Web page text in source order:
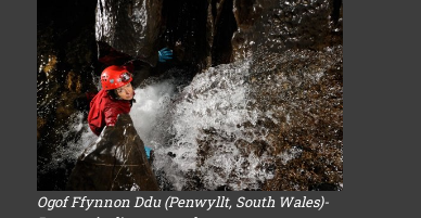
Ogof Ffynnon Ddu (Penwyllt, South Wales)-